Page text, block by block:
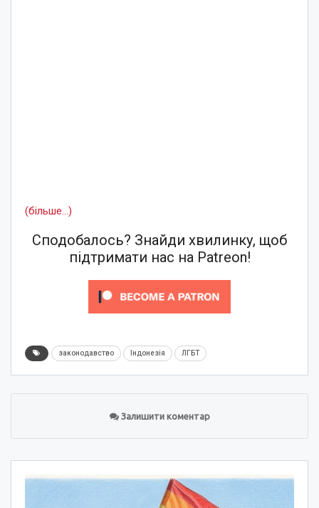
(більше…)
Сподобалось? Знайди хвилинку, щоб
підтримати нас на Patreon!
законодавство Індонезія ЛГБТ
Залишити коментар